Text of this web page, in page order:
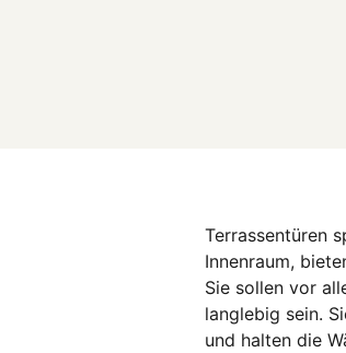
Terrassentüren
Innenraum,
Sie sollen vor
langlebig sein.
und halten die